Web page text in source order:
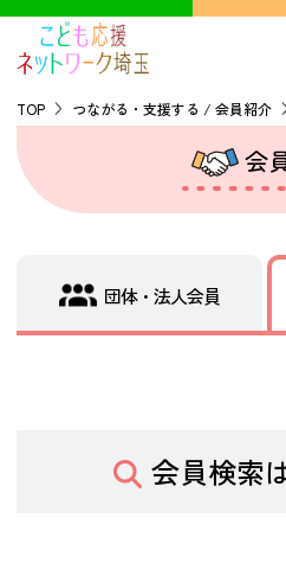
探す
バーチャルユースセンタ
TOP つながる・支援する / 会員紹介
会
団体・法人会員
会員検索